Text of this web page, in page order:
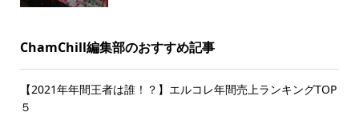
ChamChill編集部のおすすめ記事
【2021年年間王者は誰！？】エルコレ年間売上ランキングTOP
５